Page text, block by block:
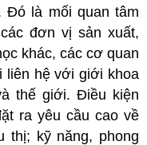
Đó là mối quan tâm
đơn vị sản xuất,
khác, các cơ quan
liên hệ với giới khoa
thế giới. Điều kiện
ra yêu cầu cao về
thị; kỹ năng, phong